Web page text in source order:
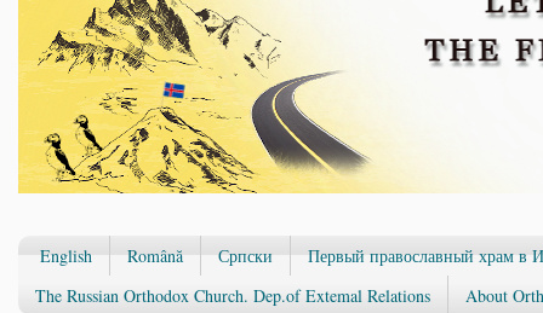
English Română Српски
Первый православный храм в
The Russian Orthodox Church. Dep.of Extemal Relations
About